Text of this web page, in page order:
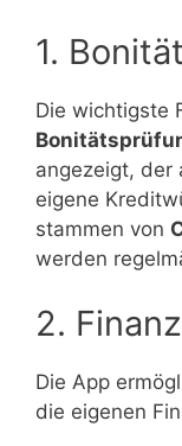
1.
Die wichtigste
angezeigt, der
eigene
stammen von
werden
2.
Die App
die eigenen